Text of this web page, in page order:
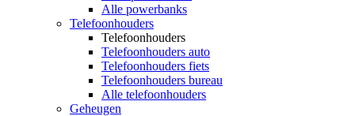
Alle powerbanks
Telefoonhouders
Telefoonhouders
Telefoonhouders auto
Telefoonhouders fiets
Telefoonhouders bureau
Alle telefoonhouders
Geheugen